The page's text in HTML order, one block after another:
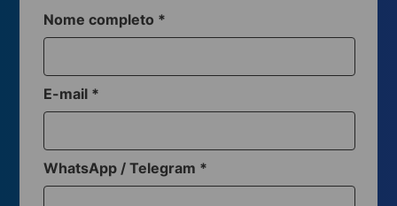
Nome completo *
E-mail *
WhatsApp / Telegram *